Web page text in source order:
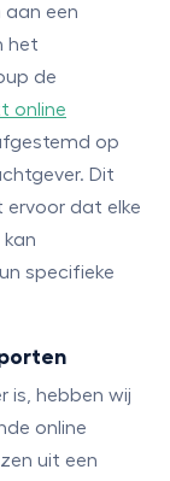
aan een
het
de
online
op
Dit
ervoor dat elke
specifieke
is, hebben wij
online
uit een